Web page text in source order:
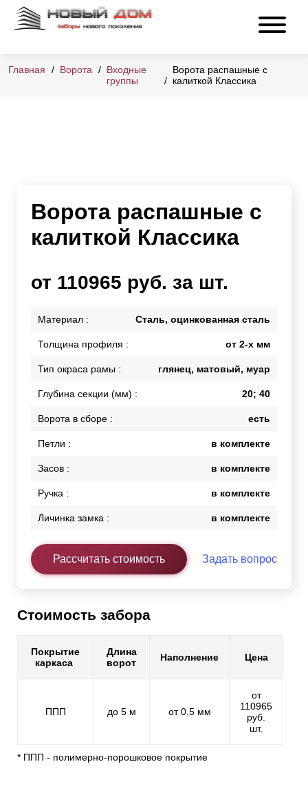
Главная Ворота
Входные
группы
Ворота распашные с
калиткой Классика
Ворота распашные с
калиткой Классика
от 110965 руб. за шт.
Материал : Сталь, оцинкованная сталь
Толщина профиля : от 2-х мм
Тип окраса рамы : глянец, матовый, муар
Глубина секции (мм) : 20; 40
Ворота в сборе : есть
Петли : в комплекте
Засов : в комплекте
Ручка : в комплекте
Личинка замка : в комплекте
Рассчитать стоимость Задать вопрос
Стоимость забора
Покрытие
каркаса
Длина
ворот
Наполнение Цена
ППП до 5 м от 0,5 мм
от
110965
руб.
шт.
* ППП - полимерно-порошковое покрытие